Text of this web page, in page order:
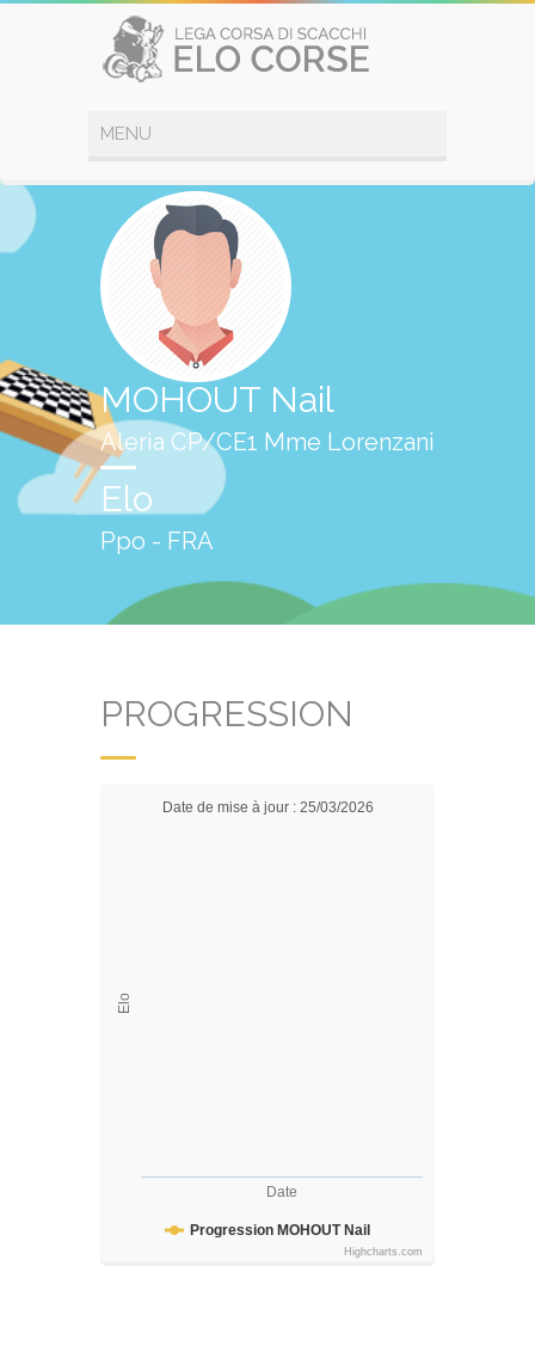
MOHOUT Nail
Aleria CP/CE1 Mme Lorenzani
Elo
Ppo - FRA
PROGRESSION
Date
Elo
Date de mise à jour : 25/03/2026
Progression MOHOUT Nail
Highcharts.com